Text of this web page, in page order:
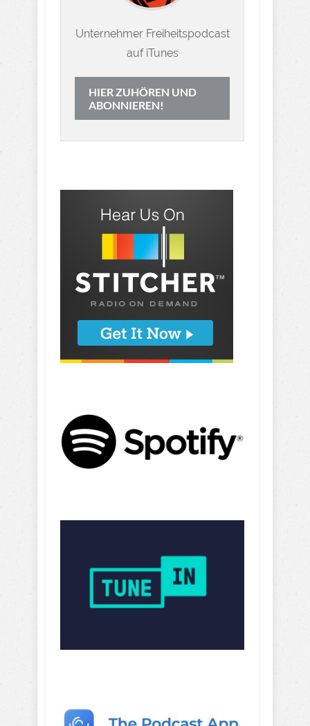
Unternehmer Freiheitspodcast
auf iTunes
HIER ZUHÖREN UND
ABONNIEREN!